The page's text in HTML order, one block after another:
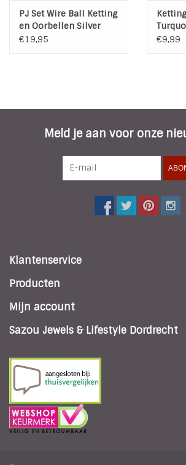
PJ Set Wire Ball Ketting
en Oorbellen Silver
€19,95
€9,99
Meld je aan voor onze
Klantenservice
Producten
Mijn account
Sazou Jewels & Lifestyle Dordrecht